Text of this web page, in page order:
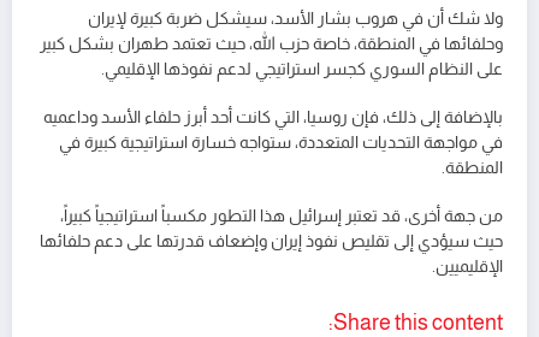
ولا شك أن في هروب بشار الأسد، سيشكل ضربة كبيرة لإيران
وحلفائها في المنطقة، خاصة حزب الله، حيث تعتمد طهران بشكل كبير
على النظام السوري كجسر استراتيجي لدعم نفوذها الإقليمي.
بالإضافة إلى ذلك، فإن روسيا، التي كانت أحد أبرز حلفاء الأسد وداعميه
في مواجهة التحديات المتعددة، ستواجه خسارة استراتيجية كبيرة في
المنطقة.
من جهة أخرى، قد تعتبر إسرائيل هذا التطور مكسباً استراتيجياً كبيراً،
حيث سيؤدي إلى تقليص نفوذ إيران وإضعاف قدرتها على دعم حلفائها
الإقليميين.
Share this content: